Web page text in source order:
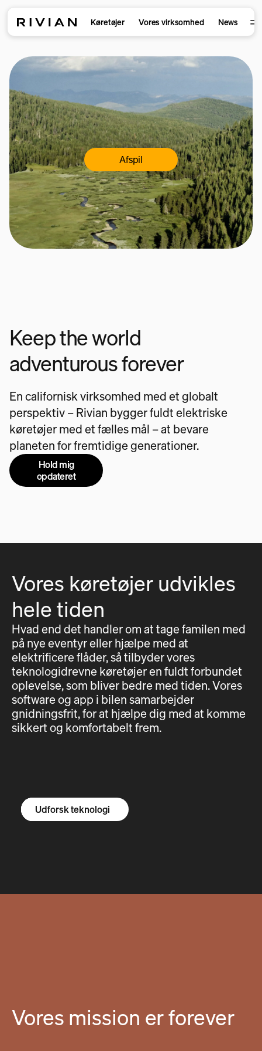
Køretøjer Vores virksomhed News
Afspil
Keep the world
adventurous forever
En californisk virksomhed med et globalt
perspektiv – Rivian bygger fuldt elektriske
køretøjer med et fælles mål – at bevare
planeten for fremtidige generationer.
Hold mig
opdateret
Vores køretøjer udvikles
hele tiden
Hvad end det handler om at tage familen med
på nye eventyr eller hjælpe med at
elektrificere flåder, så tilbyder vores
teknologidrevne køretøjer en fuldt forbundet
oplevelse, som bliver bedre med tiden. Vores
software og app i bilen samarbejder
gnidningsfrit, for at hjælpe dig med at komme
sikkert og komfortabelt frem.
Udforsk R1S
Udforsk R1T
Udforsk varevogne
Udforsk teknologi
Vores mission er forever